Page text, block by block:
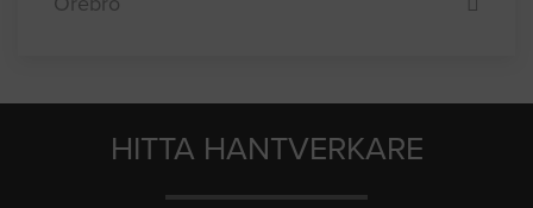
Uppsala
Örebro